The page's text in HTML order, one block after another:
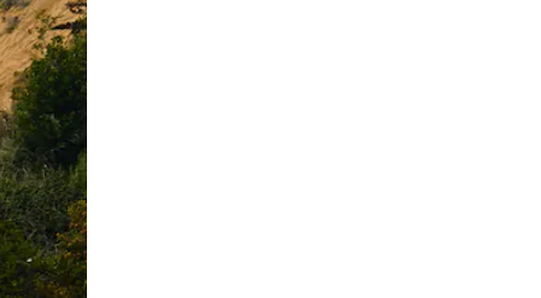
glisser.